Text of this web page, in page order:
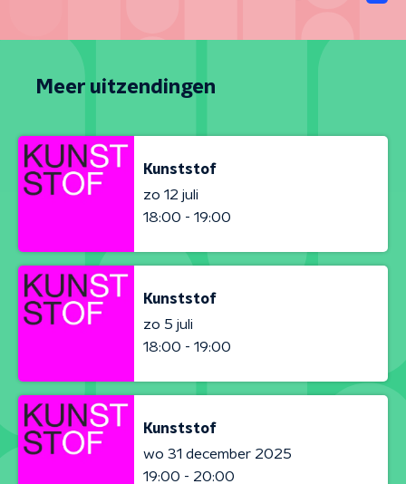
Meer uitzendingen
Kunststof
zo 12 juli
18:00 - 19:00
Kunststof
zo 5 juli
18:00 - 19:00
Kunststof
wo 31 december 2025
19:00 - 20:00